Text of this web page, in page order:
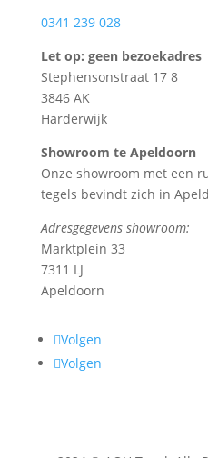
0341 239 028
Let op: geen bezoekadres
Stephensonstraat 17 8
3846 AK
Harderwijk
Showroom te Apeldoorn
Onze showroom met een
tegels bevindt zich in
Adresgegevens showroom:
Marktplein 33
7311 LJ
Apeldoorn
Volgen
Volgen